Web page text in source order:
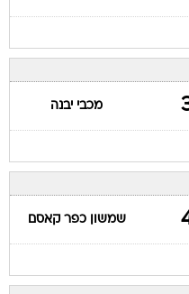
מכבי יבנה
שמשון כפר קאסם